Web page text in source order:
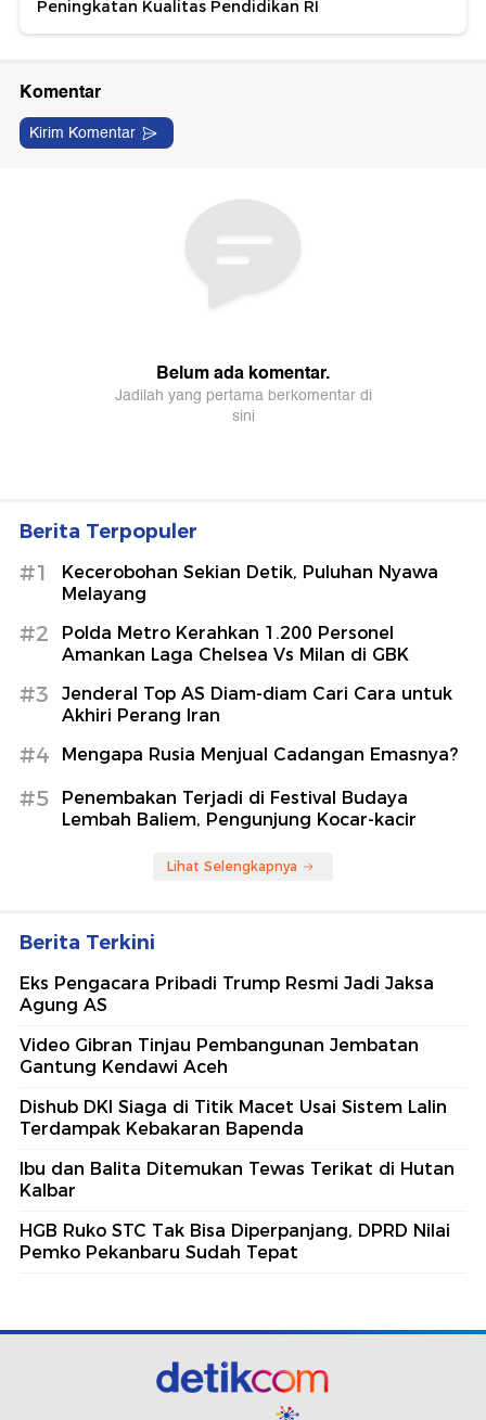
Peningkatan Kualitas Pendidikan RI
Berita Terpopuler
#1
Kecerobohan Sekian Detik, Puluhan Nyawa
Melayang
#2
Polda Metro Kerahkan 1.200 Personel
Amankan Laga Chelsea Vs Milan di GBK
#3
Jenderal Top AS Diam-diam Cari Cara untuk
Akhiri Perang Iran
#4 Mengapa Rusia Menjual Cadangan Emasnya?
#5
Penembakan Terjadi di Festival Budaya
Lembah Baliem, Pengunjung Kocar-kacir
Lihat Selengkapnya
Berita Terkini
Eks Pengacara Pribadi Trump Resmi Jadi Jaksa
Agung AS
Video Gibran Tinjau Pembangunan Jembatan
Gantung Kendawi Aceh
Dishub DKI Siaga di Titik Macet Usai Sistem Lalin
Terdampak Kebakaran Bapenda
Ibu dan Balita Ditemukan Tewas Terikat di Hutan
Kalbar
HGB Ruko STC Tak Bisa Diperpanjang, DPRD Nilai
Pemko Pekanbaru Sudah Tepat